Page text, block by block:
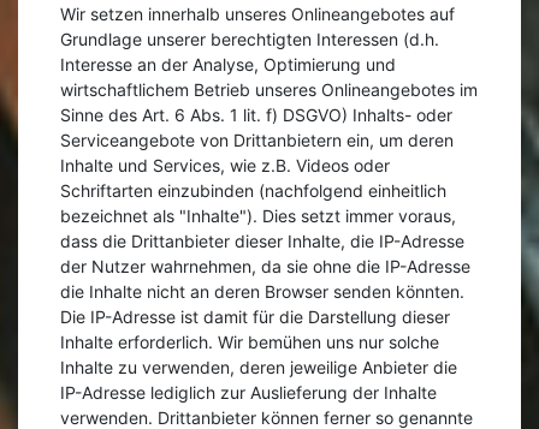
Wir setzen innerhalb unseres Onlineangebotes auf
Grundlage unserer berechtigten Interessen (d.h.
Interesse an der Analyse, Optimierung und
wirtschaftlichem Betrieb unseres Onlineangebotes im
Sinne des Art. 6 Abs. 1 lit. f) DSGVO) Inhalts- oder
Serviceangebote von Drittanbietern ein, um deren
Inhalte und Services, wie z.B. Videos oder
Schriftarten einzubinden (nachfolgend einheitlich
bezeichnet als "Inhalte"). Dies setzt immer voraus,
dass die Drittanbieter dieser Inhalte, die IP-Adresse
der Nutzer wahrnehmen, da sie ohne die IP-Adresse
die Inhalte nicht an deren Browser senden könnten.
Die IP-Adresse ist damit für die Darstellung dieser
Inhalte erforderlich. Wir bemühen uns nur solche
Inhalte zu verwenden, deren jeweilige Anbieter die
IP-Adresse lediglich zur Auslieferung der Inhalte
verwenden. Drittanbieter können ferner so genannte